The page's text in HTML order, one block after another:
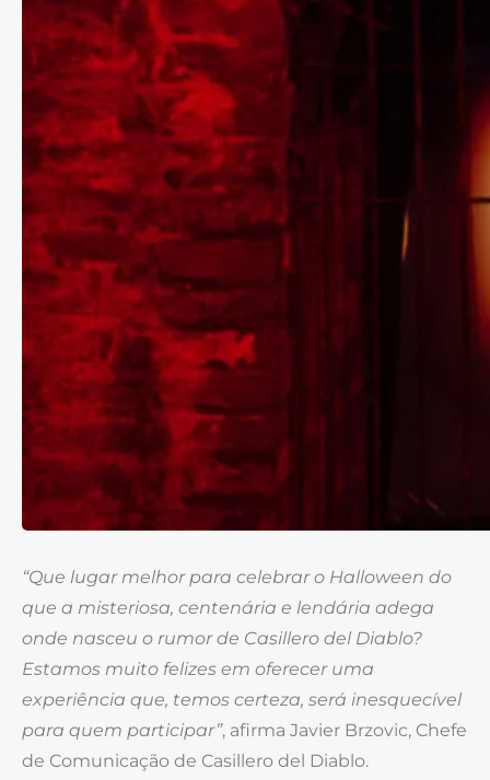
“Que lugar melhor para celebrar o Halloween do
que a misteriosa, centenária e lendária adega
onde nasceu o rumor de Casillero del Diablo?
Estamos muito felizes em oferecer uma
experiência que, temos certeza, será inesquecível
para quem participar”, afirma Javier Brzovic, Chefe
de Comunicação de Casillero del Diablo.